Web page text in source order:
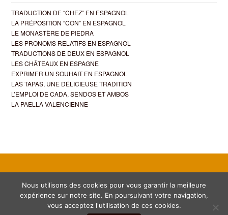
TRADUCTION DE “CHEZ” EN ESPAGNOL
LA PRÉPOSITION “CON” EN ESPAGNOL
LE MONASTÈRE DE PIEDRA
LES PRONOMS RELATIFS EN ESPAGNOL
TRADUCTIONS DE DEUX EN ESPAGNOL
LES CHÂTEAUX EN ESPAGNE
EXPRIMER UN SOUHAIT EN ESPAGNOL
LAS TAPAS, UNE DÉLICIEUSE TRADITION
L’EMPLOI DE CADA, SENDOS ET AMBOS
LA PAELLA VALENCIENNE
Theme byOut the Box
Nous utilisons des cookies pour vous garantir la meilleure
expérience sur notre site. En poursuivant votre navigation,
vous acceptez l'utilisation de ces cookies.